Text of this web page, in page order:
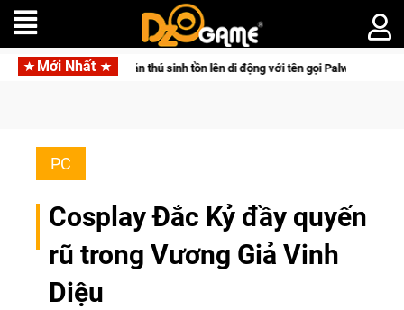
Mới Nhất
Palworld Online Gia Nhập Closed Beta Norse Saga: Cửu
PC
Cosplay Đắc Kỷ đầy quyến
rũ trong Vương Giả Vinh
Diệu